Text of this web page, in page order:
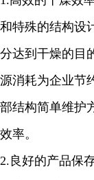
和特殊的结构设
分达到干燥的目
源消耗为企业节
部结构简单维护
效率。
2. 良好的产品保